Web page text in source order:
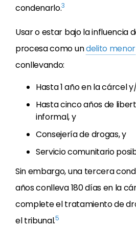
condenarlo.3
Usar o estar bajo la influencia
procesa como undelito menor
conllevando:
Hasta 1 año en la cárcel
Hasta cinco años de
informal, y
Consejería de drogas, y
Servicio comunitario
Sin embargo, una tercera
años conlleva 180 días en la
complete el tratamiento de
el tribunal.5